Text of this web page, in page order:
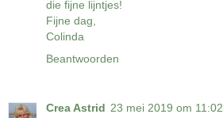
die fijne lijntjes!
Fijne dag,
Colinda
Beantwoorden
Crea Astrid 23 mei 2019 om 11:02